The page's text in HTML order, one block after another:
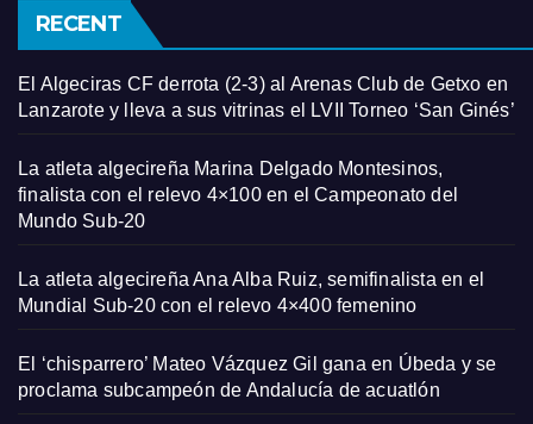
RECENT
El Algeciras CF derrota (2-3) al Arenas Club de Getxo en
Lanzarote y lleva a sus vitrinas el LVII Torneo ‘San Ginés’
La atleta algecireña Marina Delgado Montesinos,
finalista con el relevo 4×100 en el Campeonato del
Mundo Sub-20
La atleta algecireña Ana Alba Ruiz, semifinalista en el
Mundial Sub-20 con el relevo 4×400 femenino
El ‘chisparrero’ Mateo Vázquez Gil gana en Úbeda y se
proclama subcampeón de Andalucía de acuatlón